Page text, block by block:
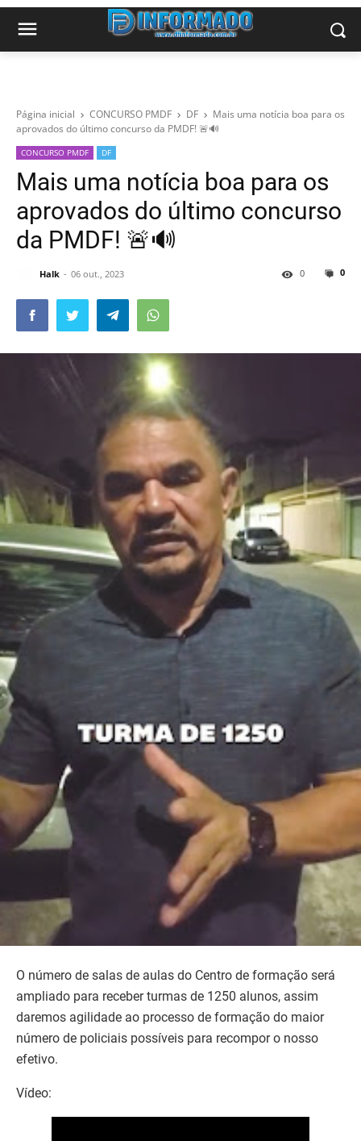
Página inicial CONCURSO PMDF DF
Mais uma notícia boa para os
aprovados do último concurso da PMDF! 🚨🔊
CONCURSO PMDF DF
Mais uma notícia boa para os
aprovados do último concurso
da PMDF! 🚨🔊
Halk 06 out., 2023 0
0
O número de salas de aulas do Centro de formação será
ampliado para receber turmas de 1250 alunos, assim
daremos agilidade ao processo de formação do maior
número de policiais possíveis para recompor o nosso
efetivo.
Vídeo: